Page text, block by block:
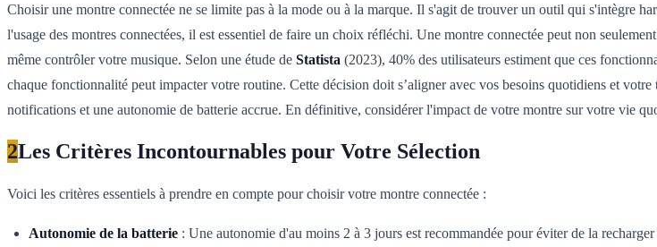
Choisir une montre connectée ne se limite pas à la mode ou à la marque. Il s'agit de trouver un outil qui s'intègre
l'usage des montres connectées, il est essentiel de faire un choix réfléchi. Une montre connectée peut non
même contrôler votre musique. Selon une étude de Statista (2023), 40% des utilisateurs estiment que ces
chaque fonctionnalité peut impacter votre routine. Cette décision doit s’aligner avec vos besoins quotidiens et
notifications et une autonomie de batterie accrue. En définitive, considérer l'impact de votre montre sur votre vie
2Les Critères Incontournables pour Votre Sélection
Voici les critères essentiels à prendre en compte pour choisir votre montre connectée :
Autonomie de la batterie : Une autonomie d'au moins 2 à 3 jours est recommandée pour éviter de la